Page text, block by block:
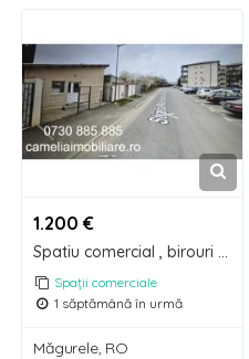
1.200 €
Spatiu comercial , birouri sau hala, productie, depozitare, afacere familie, Magurele, Ilfov
Spații comerciale
1 săptămână în urmă
Măgurele, RO